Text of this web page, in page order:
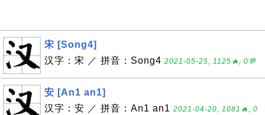
宋 [Song4]
汉字：宋 ／ 拼音：Song4 2021-05-25, 1125🔥, 0💬
安 [An1 an1]
汉字：安 ／ 拼音：An1 an1 2021-04-20, 1081🔥, 0